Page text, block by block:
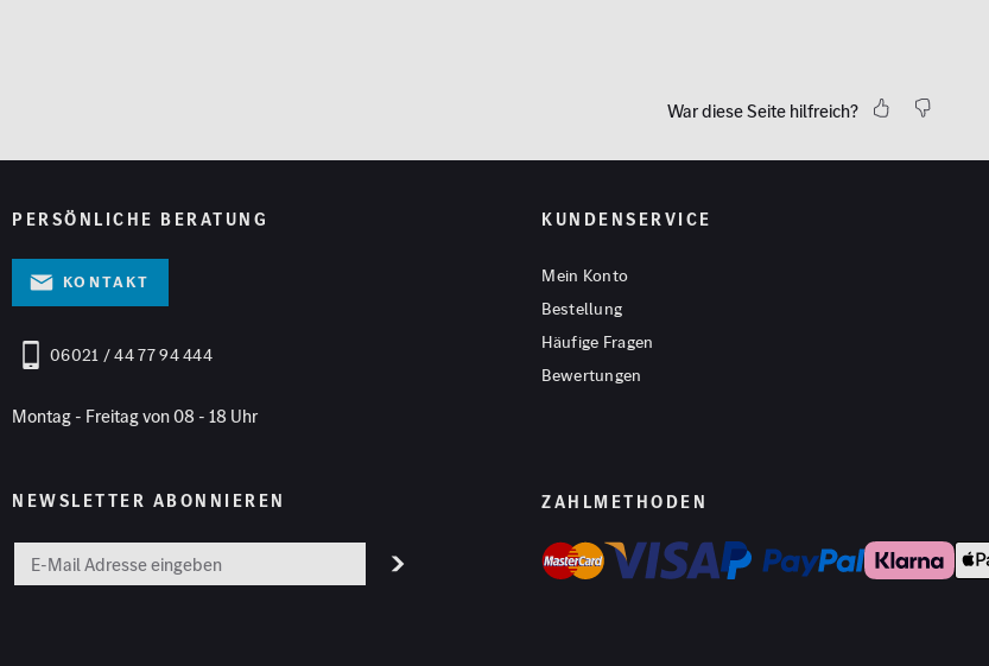
War diese Seite hilfreich?
PERSÖNLICHE BERATUNG
Kontakt
06021 / 44 77 94 444
Montag - Freitag von 08 - 18 Uhr
NEWSLETTER ABONNIEREN
KUNDENSERVICE
Mein Konto
Bestellung
Häufige Fragen
Bewertungen
ZAHLMETHODEN